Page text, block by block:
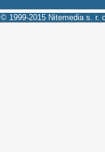
© 1999-2015 Nitemedia s. r.